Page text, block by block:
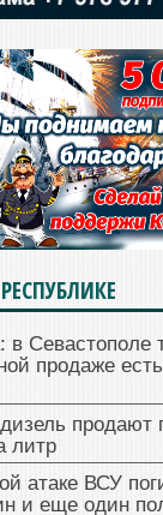
в Севастополе
продаже
продают
литр
атаке ВСУ
и еще один